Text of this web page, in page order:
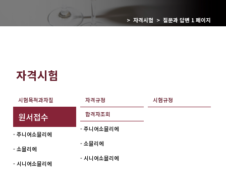
> 자격시험 > 질문과 답변 1 페이지
자격시험
시험목적과자질 자격규정 시험규정
원서접수
- 주니어소믈리에
- 소믈리에
- 시니어소믈리에
합격자조회
- 주니어소믈리에
- 소믈리에
- 시니어소믈리에